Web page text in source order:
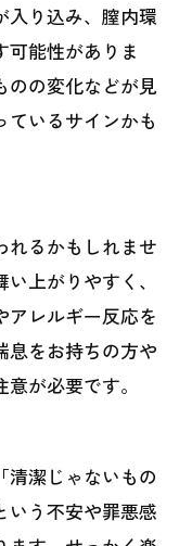
入り込み、膣内環
能性がありま
のの変化などが見
ているサインかも
れるかもしれませ
上がりやすく、
アレルギー反応を
息をお持ちの方や
が必要です。
清潔じゃないもの
いう不安や罪悪感